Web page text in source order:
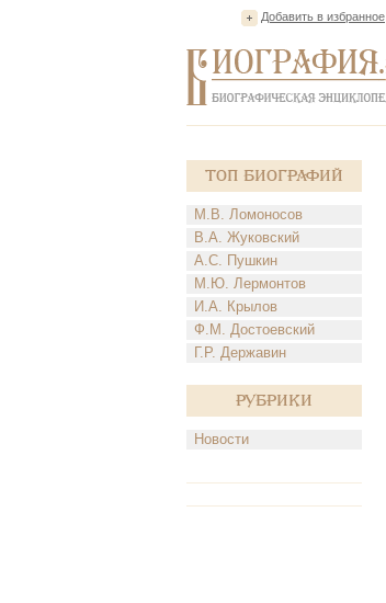
Добавить в избранное
Топ Биографий
М.В. Ломоносов
В.А. Жуковский
А.С. Пушкин
М.Ю. Лермонтов
И.А. Крылов
Ф.М. Достоевский
Г.Р. Державин
Рубрики
Новости